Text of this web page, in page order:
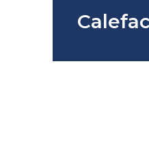
móvil
móvil